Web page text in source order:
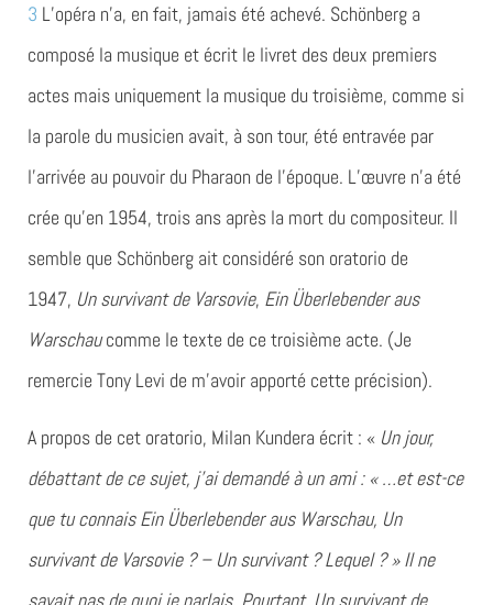
3 L’opéra n’a, en fait, jamais été achevé. Schönberg a
composé la musique et écrit le livret des deux premiers
actes mais uniquement la musique du troisième, comme si
la parole du musicien avait, à son tour, été entravée par
l’arrivée au pouvoir du Pharaon de l’époque. L’œuvre n’a été
crée qu’en 1954, trois ans après la mort du compositeur. Il
semble que Schönberg ait considéré son oratorio de
1947, Un survivant de Varsovie, Ein Überlebender aus
Warschaucomme le texte de ce troisième acte. (Je
remercie Tony Levi de m’avoir apporté cette précision).
A propos de cet oratorio, Milan Kundera écrit : « Un jour,
débattant de ce sujet, j’ai demandé à un ami : « …et est-ce
que tu connais Ein Überlebender aus Warschau, Un
survivant de Varsovie ? – Un survivant ? Lequel ? » Il ne
savait pas de quoi je parlais. Pourtant, Un survivant de